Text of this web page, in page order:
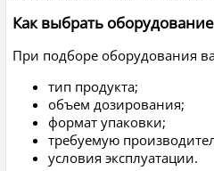
Как выбрать
При подборе оборудования
тип продукта;
объем дозирования;
формат упаковки;
требуемую
условия эксплуатации.